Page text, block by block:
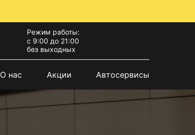
Режим работы:
с 9:00 до 21:00
без выходных
О нас Акции Автосервисы